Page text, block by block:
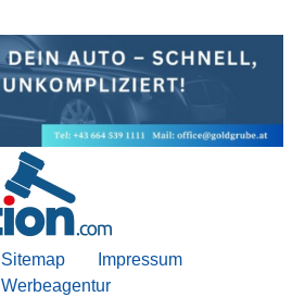
Sitemap
Impressum
Werbeagentur